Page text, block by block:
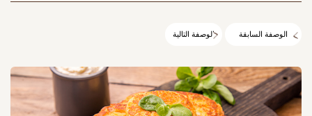
الوصفة السابقة الوصفة التالية